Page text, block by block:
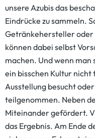
unsere Azubis das
Eindrücke zu sammeln.
Getränkehersteller oder
können dabei selbst
machen. Und wenn man
ein bisschen Kultur nicht
Ausstellung besucht
teilgenommen. Neben
Miteinander gefördert.
das Ergebnis. Am Ende